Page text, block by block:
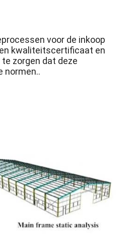
voor de inkoop
kwaliteitscertificaat en
zorgen dat deze
normen..